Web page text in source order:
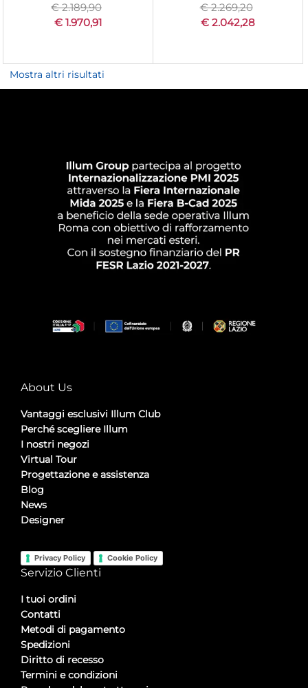
€ 2.189,90
€ 1.970,91
€ 2.269,20
€ 2.042,28
Mostra altri risultati
About Us
Vantaggi esclusivi Illum Club
Perché scegliere Illum
I nostri negozi
Virtual Tour
Progettazione e assistenza
Blog
News
Designer
Privacy Policy Cookie Policy
Servizio Clienti
I tuoi ordini
Contatti
Metodi di pagamento
Spedizioni
Diritto di recesso
Termini e condizioni